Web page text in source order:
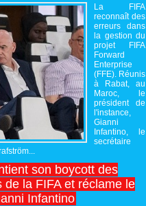
La FIFA
reconnaît des
erreurs dans
la gestion du
projet FIFA
Forward
Enterprise
(FFE). Réunis
à Rabat, au
Maroc, le
président de
l'instance,
Gianni
Infantino, le
secrétaire
son boycott des
de la FIFA et réclame le
Infantino